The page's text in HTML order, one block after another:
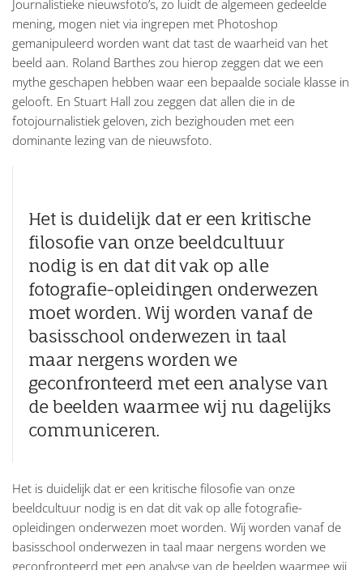
Journalistieke nieuwsfoto’s, zo luidt de algemeen gedeelde
mening, mogen niet via ingrepen met Photoshop
gemanipuleerd worden want dat tast de waarheid van het
beeld aan. Roland Barthes zou hierop zeggen dat we een
mythe geschapen hebben waar een bepaalde sociale klasse in
gelooft. En Stuart Hall zou zeggen dat allen die in de
fotojournalistiek geloven, zich bezighouden met een
dominante lezing van de nieuwsfoto.
Het is duidelijk dat er een kritische
filosofie van onze beeldcultuur
nodig is en dat dit vak op alle
fotografie-opleidingen onderwezen
moet worden. Wij worden vanaf de
basisschool onderwezen in taal
maar nergens worden we
geconfronteerd met een analyse van
de beelden waarmee wij nu dagelijks
communiceren.
Het is duidelijk dat er een kritische filosofie van onze
beeldcultuur nodig is en dat dit vak op alle fotografie-
opleidingen onderwezen moet worden. Wij worden vanaf de
basisschool onderwezen in taal maar nergens worden we
geconfronteerd met een analyse van de beelden waarmee wij